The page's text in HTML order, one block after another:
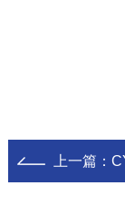
上一篇：